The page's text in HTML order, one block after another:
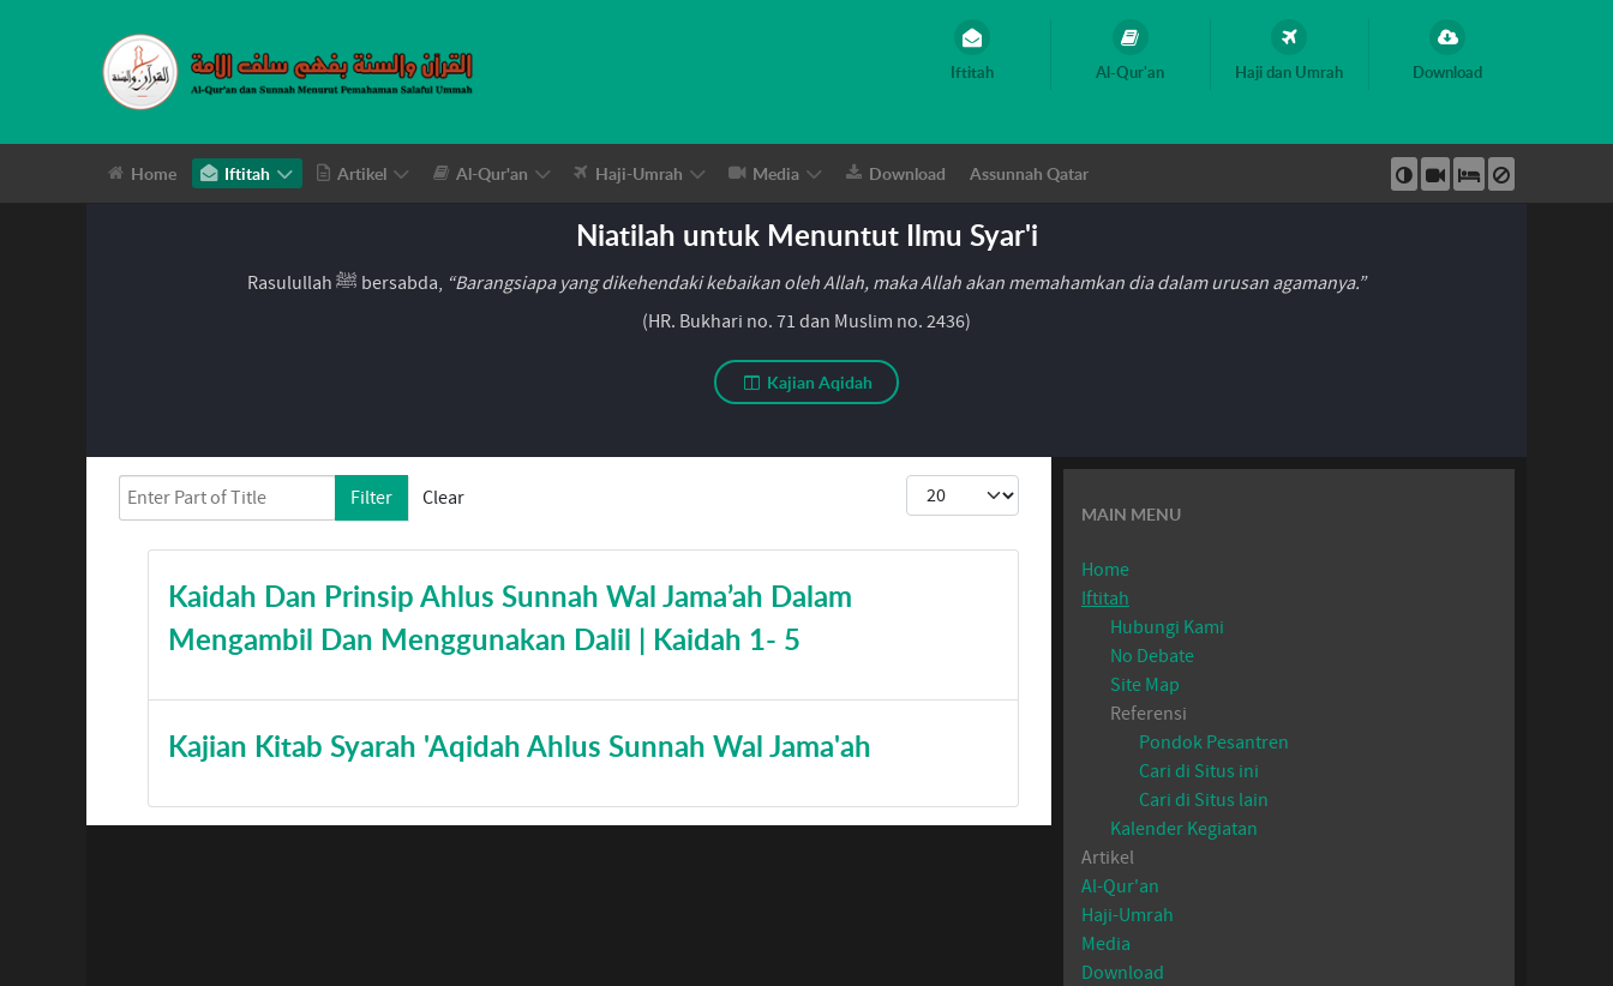
Iftitah Al-Qur'an Haji dan Umrah Download
Home Iftitah Artikel Al-Qur'an Haji-Umrah Media Download Assunnah Qatar
Niatilah untuk Menuntut Ilmu Syar'i
Rasulullah ﷺ bersabda, “Barangsiapa yang dikehendaki kebaikan oleh Allah, maka Allah akan memahamkan dia dalam urusan agamanya.”
(HR. Bukhari no. 71 dan Muslim no. 2436)
Kajian Aqidah
Enter Part of Title Filter Clear Tampilkan #
Kaidah Dan Prinsip Ahlus Sunnah Wal Jama’ah Dalam
Mengambil Dan Menggunakan Dalil | Kaidah 1- 5
Kajian Kitab Syarah 'Aqidah Ahlus Sunnah Wal Jama'ah
MAIN MENU
Home
Iftitah
Hubungi Kami
No Debate
Site Map
Referensi
Pondok Pesantren
Cari di Situs ini
Cari di Situs lain
Kalender Kegiatan
Artikel
Al-Qur'an
Haji-Umrah
Media
Download